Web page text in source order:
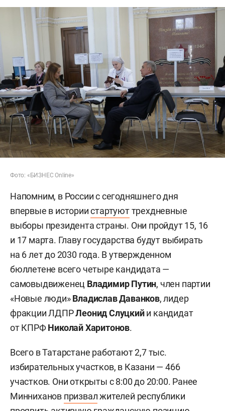
Фото: «БИЗНЕС Online»
Напомним, в России с сегодняшнего дня
впервые в историистартуюттрехдневные
выборы президента страны. Они пройдут 15, 16
и 17 марта. Главу государства будут выбирать
на 6 лет до 2030 года. В утвержденном
бюллетене всего четыре кандидата —
самовыдвиженец Владимир Путин, член партии
«Новые люди»Владислав Даванков, лидер
фракции ЛДПРЛеонид Слуцкийи кандидат
от КПРФНиколай Харитонов.
Всего в Татарстане работают 2,7 тыс.
избирательных участков, в Казани — 466
участков. Они открыты с 8:00 до 20:00. Ранее
Минниханов призвалжителей республики